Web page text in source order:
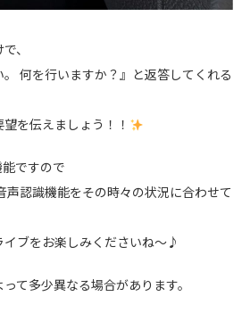
、
。 何を行いますか？』と返答してくれる
を伝えましょう！！
ですので
声認識機能をその時々の状況に合わせて
イブをお楽しみくださいね～♪
て多少異なる場合があります。